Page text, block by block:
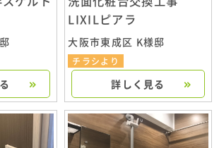
LIXILピアラ
大阪市東成区 K様邸
チラシより
詳しく見る